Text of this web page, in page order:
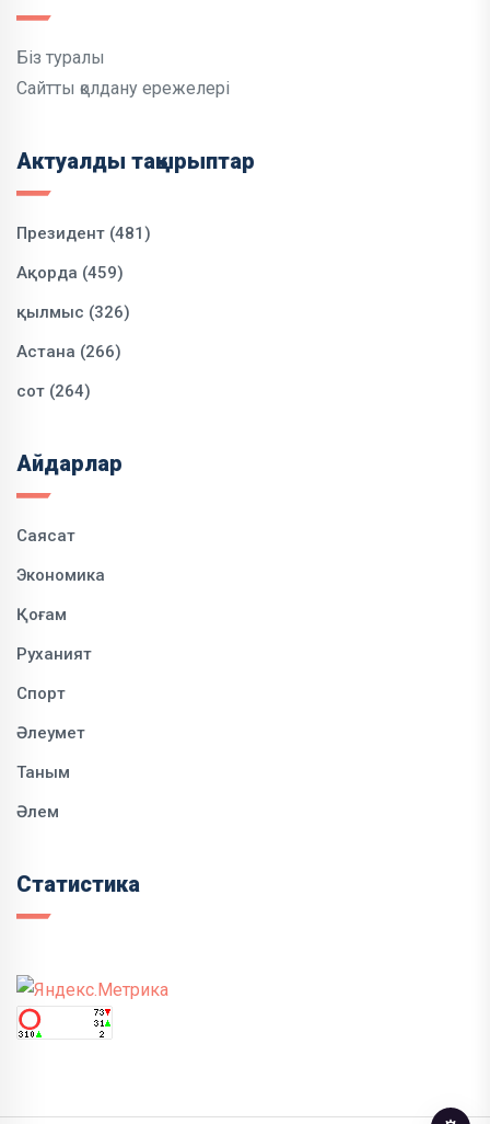
Біз туралы
Сайтты қолдану ережелері
Актуалды тақырыптар
Президент (481)
Ақорда (459)
қылмыс (326)
Астана (266)
сот (264)
Айдарлар
Саясат
Экономика
Қоғам
Руханият
Спорт
Әлеумет
Таным
Әлем
Статистика